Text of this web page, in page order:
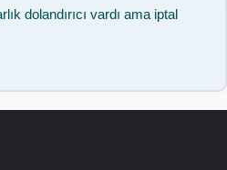
dolandırıcı vardı ama iptal